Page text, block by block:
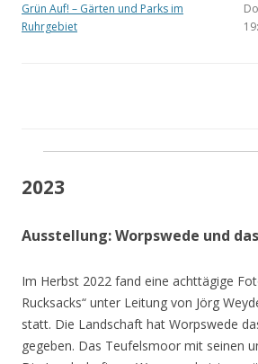
Grün Auf! – Gärten und Parks im
Ruhrgebiet
2023
Ausstellung: Worpswede und
Im Herbst 2022 fand eine achttägige
Rucksacks“ unter Leitung von Jörg
statt. Die Landschaft hat Worpswede
gegeben. Das Teufelsmoor mit seinen